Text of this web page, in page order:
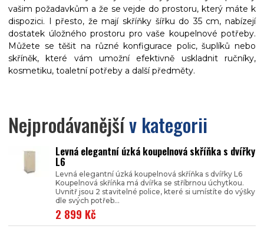
vašim požadavkům a že se vejde do prostoru, který máte k
dispozici. I přesto, že mají skříňky šířku do 35 cm, nabízejí
dostatek úložného prostoru pro vaše koupelnové potřeby.
Můžete se těšit na různé konfigurace polic, šuplíků nebo
skříněk, které vám umožní efektivně uskladnit ručníky,
kosmetiku, toaletní potřeby a další předměty.
Nejprodávanějšív kategorii
Levná elegantní úzká koupelnová skříňka s dvířky
L6
Levná elegantní úzká koupelnová skříňka s dvířky L6
Koupelnová skříňka má dvířka se stříbrnou úchytkou.
Uvnitř jsou 2 stavitelné police, které si umístíte do výšky
dle svých potřeb...
2 899 Kč